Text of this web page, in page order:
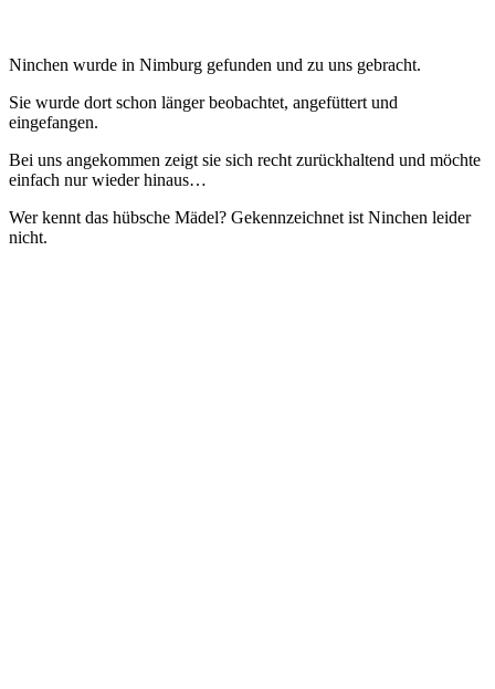
Ninchen wurde in Nimburg gefunden und zu uns gebracht.
Sie wurde dort schon länger beobachtet, angefüttert und
eingefangen.
Bei uns angekommen zeigt sie sich recht zurückhaltend und möchte
einfach nur wieder hinaus…
Wer kennt das hübsche Mädel? Gekennzeichnet ist Ninchen leider
nicht.